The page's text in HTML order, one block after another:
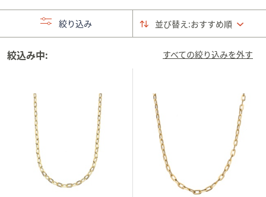
チ
バ
イ
並び替え:おすすめ順
絞り込み
すべての絞り込みを外す
絞込み中: